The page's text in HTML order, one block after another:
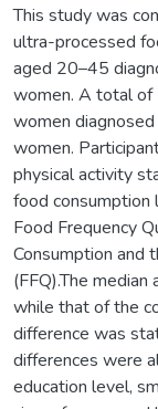
This study was
ultra-processed
aged 20–45
women. A total of
women
women.
physical activity
food
Food Frequency
Consumption and
(FFQ).The
while that of the
difference was
differences were
education level,